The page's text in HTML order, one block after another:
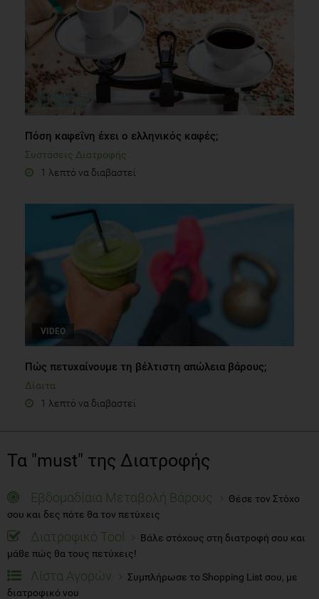
Πόση καφεΐνη έχει ο ελληνικός καφές;
Συστάσεις Διατροφής
1 λεπτό να διαβαστεί
VIDEO
Πώς πετυχαίνουμε τη βέλτιστη απώλεια βάρους;
Δίαιτα
1 λεπτό να διαβαστεί
Τα "must" της Διατροφής
Εβδομαδίαια Μεταβολή Βάρους
Θέσε τον Στόχο
σου και δες πότε θα τον πετύχεις
Διατροφικό Tool
Βάλε στόχους στη διατροφή σου και
μάθε πώς θα τους πετύχεις!
Λίστα Αγορών
Συμπλήρωσε το Shopping List σου, με
διατροφικό νου